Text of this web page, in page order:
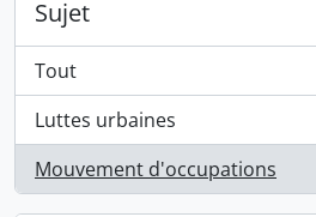
Sujet
Tout
Luttes urbaines
, 1 résultats
Mouvement d'occupations
, 1 résultats